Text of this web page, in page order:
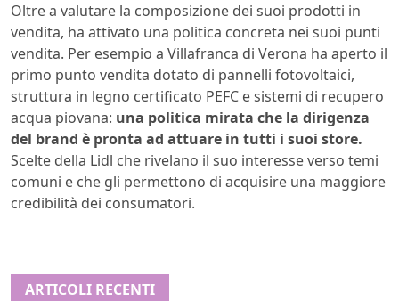
Oltre a valutare la composizione dei suoi prodotti in
vendita, ha attivato una politica concreta nei suoi punti
vendita. Per esempio a Villafranca di Verona ha aperto il
primo punto vendita dotato di pannelli fotovoltaici,
struttura in legno certificato PEFC e sistemi di recupero
acqua piovana: una politica mirata che la dirigenza
del brand è pronta ad attuare in tutti i suoi store.
Scelte della Lidl che rivelano il suo interesse verso temi
comuni e che gli permettono di acquisire una maggiore
credibilità dei consumatori.
ARTICOLI RECENTI